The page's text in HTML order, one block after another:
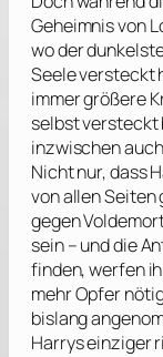
Geheimnis von
wo der
Seele versteckt
immer größere
selbst versteckt
inzwischen
Nicht nur, dass
von allen
gegen
sein – und die
finden, werfen
mehr Opfer
bislang
Harrys einziger